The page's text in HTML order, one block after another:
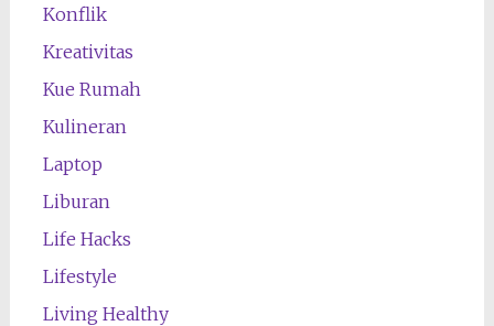
Konflik
Kreativitas
Kue Rumah
Kulineran
Laptop
Liburan
Life Hacks
Lifestyle
Living Healthy